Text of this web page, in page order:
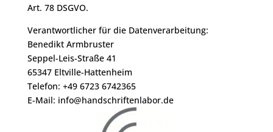
Art. 78 DSGVO.
Verantwortlicher für die Datenverarbeitung:
Benedikt Armbruster
Seppel-Leis-Straße 41
65347 Eltville-Hattenheim
Telefon: +49 6723 6742365
E-Mail: info@handschriftenlabor.de